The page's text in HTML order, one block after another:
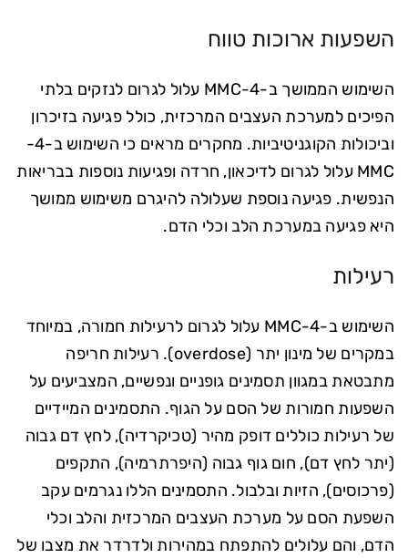
השפעות ארוכות טווח
השימוש הממושך ב-4-MMC עלול לגרום לנזקים בלתי
הפיכים למערכת העצבים המרכזית, כולל פגיעה בזיכרון
וביכולות הקוגניטיביות. מחקרים מראים כי השימוש ב-4-
MMC עלול לגרום לדיכאון, חרדה ופגיעות נוספות בבריאות
הנפשית. פגיעה נוספת שעלולה להיגרם משימוש ממושך
היא פגיעה במערכת הלב וכלי הדם.
רעילות
השימוש ב-4-MMC עלול לגרום לרעילות חמורה, במיוחד
במקרים של מינון יתר (overdose). רעילות חריפה
מתבטאת במגוון תסמינים גופניים ונפשיים, המצביעים על
השפעות חמורות של הסם על הגוף. התסמינים המיידיים
של רעילות כוללים דופק מהיר (טכיקרדיה), לחץ דם גבוה
(יתר לחץ דם), חום גוף גבוה (היפרתרמיה), התקפים
(פרכוסים), הזיות ובלבול. התסמינים הללו נגרמים עקב
השפעת הסם על מערכת העצבים המרכזית והלב וכלי
הדם, והם עלולים להתפתח במהירות ולדרדר את מצבו של